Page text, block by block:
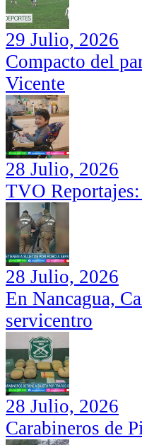
29 Julio, 2026
Compacto del
Vicente
28 Julio, 2026
TVO
28 Julio, 2026
En Nancagua,
servicentro
28 Julio, 2026
Carabineros de